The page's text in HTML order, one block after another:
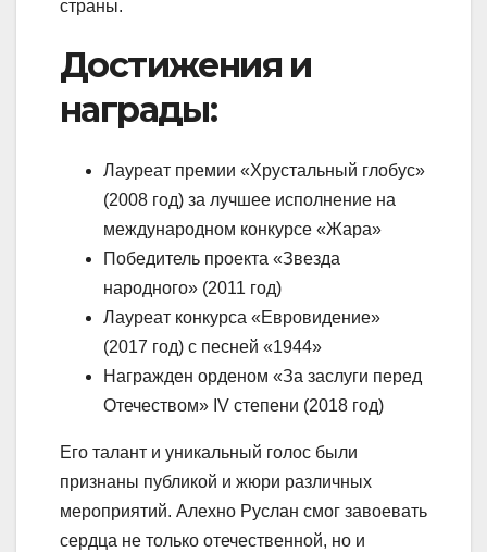
страны.
Достижения и
награды:
Лауреат премии «Хрустальный глобус»
(2008 год) за лучшее исполнение на
международном конкурсе «Жара»
Победитель проекта «Звезда
народного» (2011 год)
Лауреат конкурса «Евровидение»
(2017 год) с песней «1944»
Награжден орденом «За заслуги перед
Отечеством» IV степени (2018 год)
Его талант и уникальный голос были
признаны публикой и жюри различных
мероприятий. Алехно Руслан смог завоевать
сердца не только отечественной, но и